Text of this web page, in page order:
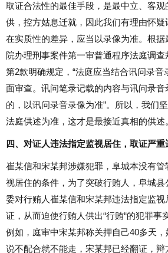
取证合法性的最佳手段，是最中立、客
供，控方姑息迁就，因此我们有理由怀
在实质性的差异，应当以录像为准。根
院办理刑事案件第一审普通程序法庭调
第2款明确规定，“法庭应当结合讯问录音
面审查。讯问笔录记载的内容与讯问录
的，以讯问录音录像为准”。所以，我们
法庭供述为准，这才是最接近真相的供述
四、对证人违法指定监视居住，取证严重
崔某信和宋某邦涉嫌犯罪，阜城本没有
视居住的条件，为了突破行贿人，阜城
委对行贿人崔某信和宋某邦违法指定监视
证，从而迫使行贿人供出“行贿“的犯罪事
例如，庭审中宋某邦称关押自己40多天
说不配合就不能走，宋某邦已经翻证，